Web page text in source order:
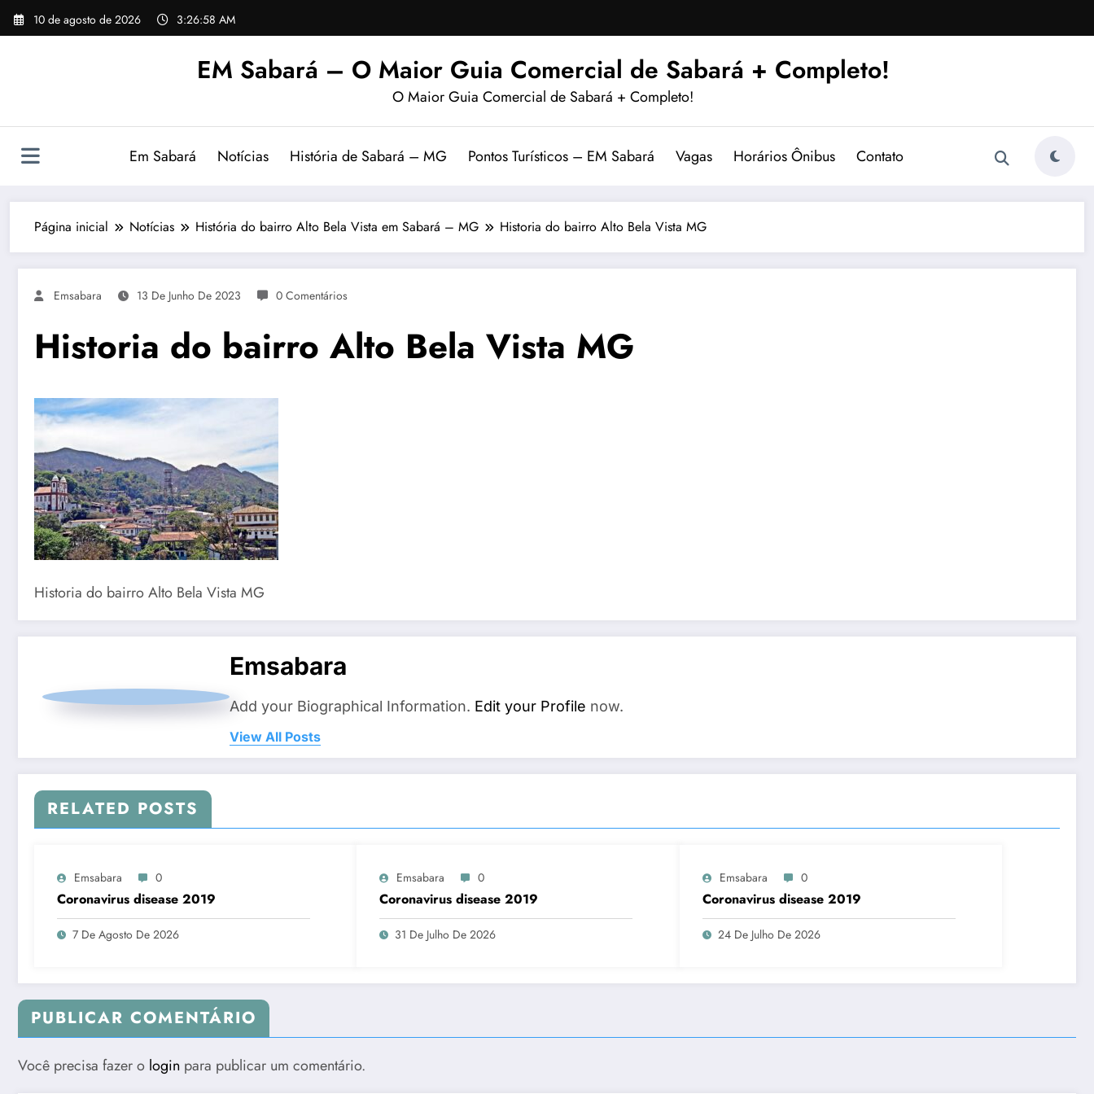
Pular
para
10 de agosto de 2026 3:26:58 AM
EM Sabará – O Maior Guia Comercial de Sabará + Completo!
O Maior Guia Comercial de Sabará + Completo!
Em Sabará Notícias História de Sabará – MG Pontos Turísticos – EM Sabará Vagas Horários Ônibus Contato
Página inicial Notícias História do bairro Alto Bela Vista em Sabará – MG Historia do bairro Alto Bela Vista MG
Emsabara 13 De Junho De 2023 0 Comentários
Historia do bairro Alto Bela Vista MG
Historia do bairro Alto Bela Vista MG
Emsabara
Add your Biographical Information. Edit your Profile now.
View All Posts
RELATED POSTS
Emsabara 0
Coronavirus disease 2019
7 De Agosto De 2026
Emsabara 0
Coronavirus disease 2019
31 De Julho De 2026
Emsabara 0
Coronavirus disease 2019
24 De Julho De 2026
PUBLICAR COMENTÁRIO
Você precisa fazer o login para publicar um comentário.